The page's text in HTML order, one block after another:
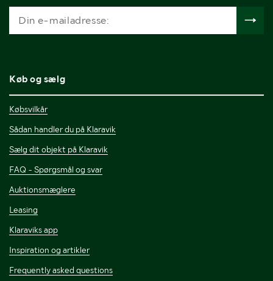
Køb og sælg
Købsvilkår
Sådan handler du på Klaravik
Sælg dit objekt på Klaravik
FAQ - Spørgsmål og svar
Auktionsmæglere
Leasing
Klaraviks app
Inspiration og artikler
Frequently asked questions